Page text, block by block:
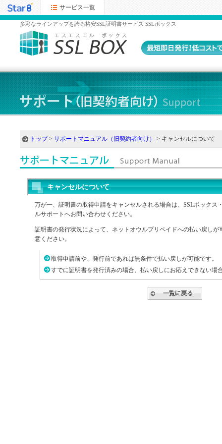
サービス一覧
多彩なラインアップを誇る格安SSL証明書サービス SSLボックス
トップ> サポートマニュアル（旧契約者向け） > キャンセルについて
キャンセルについて
万が一、証明書の取得申請をキャンセルされる場合は、SSLボックス
ルサポートへお問い合わせください。
証明書の発行状況によって、ネットオウルプリペイドへの払い戻し
意ください。
取得申請前や、発行前であれば無条件で払い戻しが可能です。
すでに証明書を発行済みの場合、払い戻しにお応えできない場